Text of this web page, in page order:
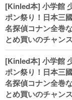
[Kinled本] 小学館
ポン祭り！日本三
名探偵コナン全巻
とめ買いのチャン
人気コミック多数
がセールに！
[Kinled本] 小学館
ポン祭り！日本三
名探偵コナン全巻
とめ買いのチャン